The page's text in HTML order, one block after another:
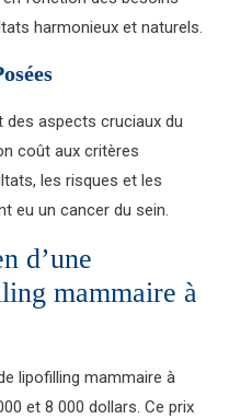
harmonieux et naturels.
aspects cruciaux du
coût aux critères
les risques et les
eu un cancer du sein.
d’une
mammaire à
lipofilling mammaire à
et 8 000 dollars. Ce prix